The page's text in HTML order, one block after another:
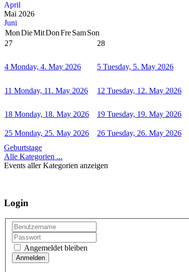
April
Mai 2026
Juni
MonDieMitDonFreSamSon
27
28
4 Monday, 4. May 2026 5 Tuesday, 5. May 2026
11 Monday, 11. May 2026 12 Tuesday, 12. May 2026
18 Monday, 18. May 2026 19 Tuesday, 19. May 2026
25 Monday, 25. May 2026 26 Tuesday, 26. May 2026
Geburtstage
Alle Kategorien ...
Events aller Kategorien anzeigen
Login
Angemeldet bleiben